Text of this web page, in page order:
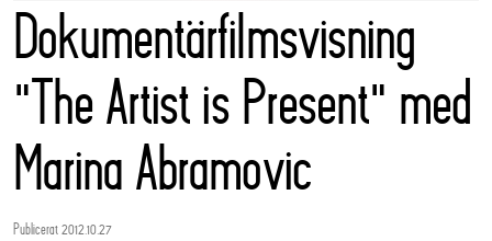
Dokumentärfilmsvisning
"The Artist is Present" med
Marina Abramovic
Publicerat 2012.10.27